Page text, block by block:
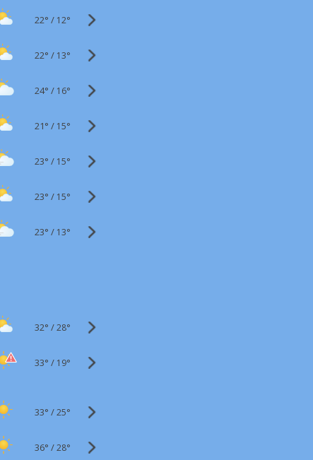
22° / 12°
22° / 13°
24° / 16°
21° / 15°
23° / 15°
23° / 15°
23° / 13°
32° /28°
33° / 19°
33° /25°
36° /28°